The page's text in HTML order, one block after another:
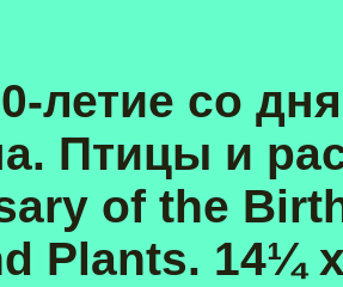
летие со
Птицы и
of the
Plants. 14¼